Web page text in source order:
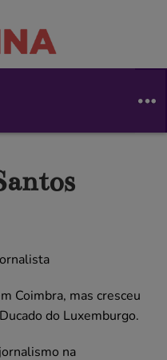
Coimbra, mas cresceu
do Luxemburgo.
na